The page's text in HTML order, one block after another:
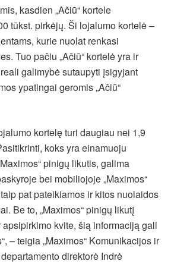
kasdien „Ačiū“ kortele
tūkst. pirkėjų. Ši lojalumo kortelė –
kurie nuolat renkasi
Tuo pačiu „Ačiū“ kortelė yra ir
galimybė sutaupyti įsigyjant
ypatingai geromis „Ačiū“
kortelę turi daugiau nei 1,9
koks yra einamuoju
pinigų likutis, galima
bei mobiliojoje „Maximos“
pat pateikiamos ir kitos nuolaidos
Be to, „Maximos“ pinigų likutį
kvite, šią informaciją gali
– teigia „Maximos“ Komunikacijos ir
direktorė Indrė